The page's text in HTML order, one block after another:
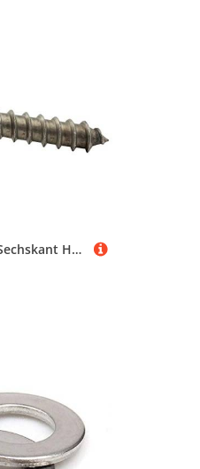
SC-Normteile® | Sechskant Holzschrauben mit Unterlegscheiben - 10 x 110 mm - (25 Stück) - Schlüsselschrauben - DIN 571 / DIN 9021 - Edelstahl A2 (V2A / VA) - SC571 / SC9021